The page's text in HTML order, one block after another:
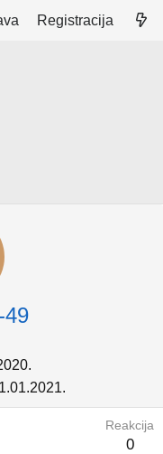
Registracija
49
Reakcija
0